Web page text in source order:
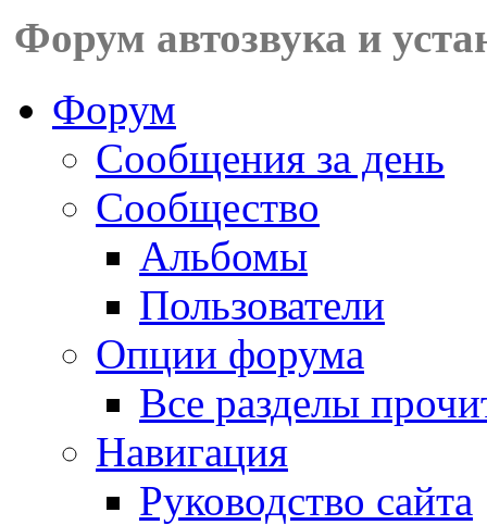
Форум автозвука и
Форум
Сообщения за день
Сообщество
Альбомы
Пользователи
Опции форума
Все разделы
Навигация
Руководство сайта